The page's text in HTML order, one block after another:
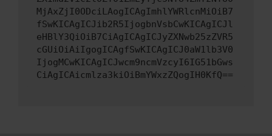
MjAxZjI0ODciLAogICAgImhlYWRlcnMiOiB7
fSwKICAgICJib2R5IjogbnVsbCwKICAgICJl
eHBlY3QiOiB7CiAgICAgICJyZXNwb25zZVR5
cGUiOiAiIgogICAgfSwKICAgICJ0aW1lb3V0
IjogMCwKICAgICJwcm9ncmVzcyI6IG51bGws
CiAgICAicmlza3kiOiBmYWxzZQogIH0KfQ==